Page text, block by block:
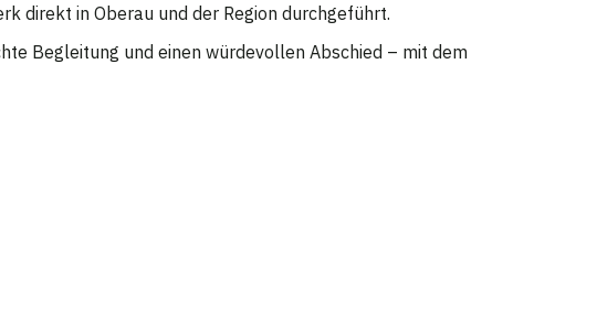
direkt in Oberau und der Region durchgeführt.
Begleitung und einen würdevollen Abschied – mit dem